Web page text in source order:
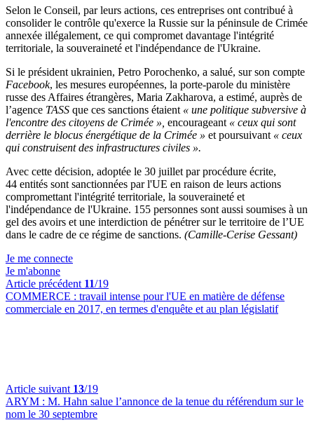
Selon le Conseil, par leurs actions, ces entreprises ont contribué à
consolider le contrôle qu'exerce la Russie sur la péninsule de Crimée
annexée illégalement, ce qui compromet davantage l'intégrité
territoriale, la souveraineté et l'indépendance de l'Ukraine.
Si le président ukrainien, Petro Porochenko, a salué, sur son compte
Facebook, les mesures européennes, la porte-parole du ministère
russe des Affaires étrangères, Maria Zakharova, a estimé, auprès de
l’agence TASS que ces sanctions étaient « une politique subversive à
l'encontre des citoyens de Crimée », encourageant « ceux qui sont
derrière le blocus énergétique de la Crimée » et poursuivant « ceux
qui construisent des infrastructures civiles ».
Avec cette décision, adoptée le 30 juillet par procédure écrite,
44 entités sont sanctionnées par l'UE en raison de leurs actions
compromettant l'intégrité territoriale, la souveraineté et
l'indépendance de l'Ukraine. 155 personnes sont aussi soumises à un
gel des avoirs et une interdiction de pénétrer sur le territoire de l’UE
dans le cadre de ce régime de sanctions. (Camille-Cerise Gessant)
Je me connecte
Je m'abonne
Article précédent 11/19
COMMERCE : travail intense pour l'UE en matière de défense
commerciale en 2017, en termes d'enquête et au plan législatif
Article suivant 13/19
ARYM : M. Hahn salue l’annonce de la tenue du référendum sur le
nom le 30 septembre